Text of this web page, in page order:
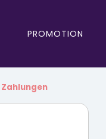
PROMOTION
Zahlungen